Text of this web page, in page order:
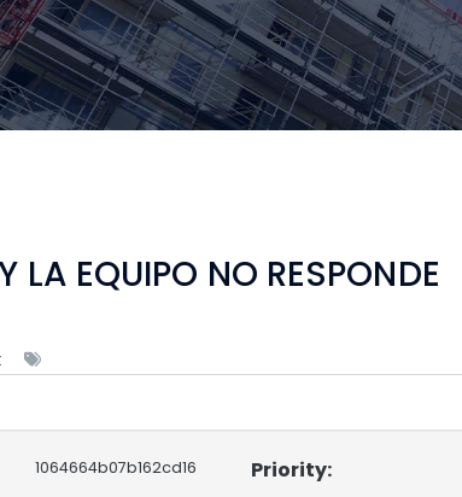
LA EQUIPO NO RESPONDE
1064664b07b162cd16 Priority: